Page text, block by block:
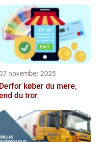
november 2025
Derfor køber du mere,
du tror